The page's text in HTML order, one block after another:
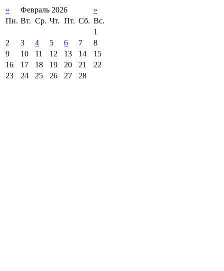
« Февраль 2026
»
Пн. Вт. Ср. Чт. Пт. Сб. Вс.
1
2
3 4 5 6 7
8
9
10 11 12 13 14
15
16
17 18 19 20 21
22
23
24 25 26 27 28